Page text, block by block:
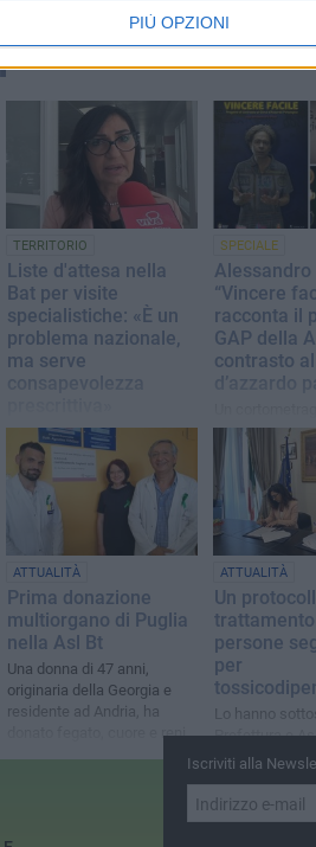
PIÙ OPZIONI
TERRITORIO
Liste d'attesa nella
Bat per visite
specialistiche: «È un
problema nazionale,
ma serve
Il Commissario Straordinario
Tiziana Dimatteo evidenzia
la necessità di un approccio
più critico alla prescrizione
medica
SPECIALE
Alessandro
“Vincere
racconta il
GAP della
contrasto
conoscere il
gratuito attivo
ATTUALITÀ
Prima donazione
multiorgano di Puglia
nella Asl Bt
Una donna di 47 anni,
originaria della Georgia e
residente ad Andria, ha
donato fegato, cuore e reni
ATTUALITÀ
Un
persone
per
Lo hanno
Prefettura e
Iscriviti alla